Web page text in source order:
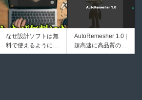
ルが正式リリース！
程よいポリ数＆トポ
ロジーにも注目！
プロシージャルな生
物学的Blenderマテ
リアルアセットアド
オン！無料お試し版
もあるよ！
Directive Utilities |
ブループリントライ
ブラリやエディタス
なぜ設計ソフトは無
料で使えるようにな
ったのか──3D-CA
AutoRemesher 1.0 |
超高速に高品質のク
ワッドポリゴンでリ